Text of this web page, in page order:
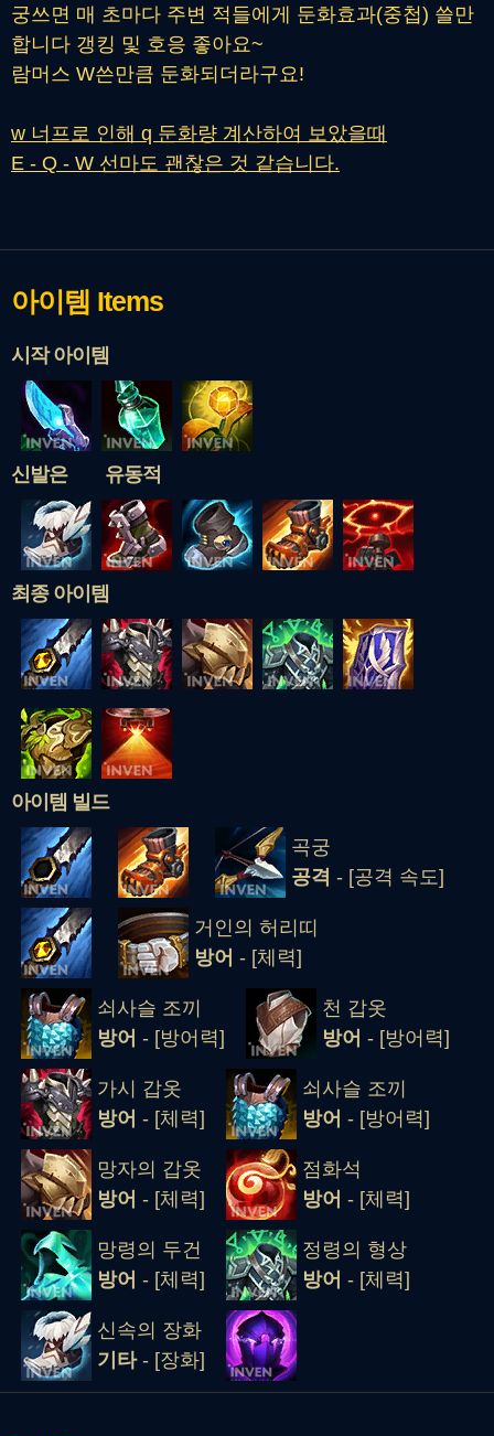
궁쓰면 매 초마다 주변 적들에게 둔화효과(중첩) 쓸만
합니다 갱킹 및 호응 좋아요~
람머스 W쓴만큼 둔화되더라구요!
w 너프로 인해 q 둔화량 계산하여 보았을때
E - Q - W 선마도 괜찮은 것 같습니다.
아이템 Items
시작 아이템
신발은 유동적
최종 아이템
아이템 빌드
곡궁
공격 - [공격 속도]
거인의 허리띠
방어 - [체력]
쇠사슬 조끼
방어 - [방어력]
천 갑옷
방어 - [방어력]
가시 갑옷
방어 - [체력]
쇠사슬 조끼
방어 - [방어력]
망자의 갑옷
방어 - [체력]
점화석
방어 - [체력]
망령의 두건
방어 - [체력]
정령의 형상
방어 - [체력]
신속의 장화
기타- [장화]